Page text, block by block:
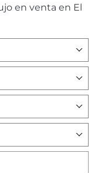
en venta en El